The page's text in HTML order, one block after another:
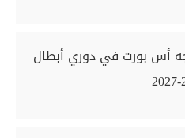
أس بورت في دوري أبطال